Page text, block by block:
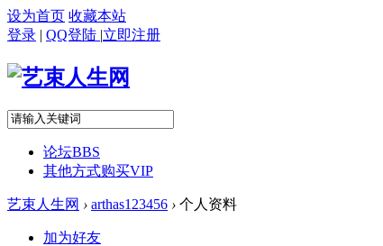
设为首页 收藏本站
登录 | QQ登陆 |立即注册
论坛BBS
其他方式购买VIP
艺束人生网 › arthas123456 › 个人资料
加为好友